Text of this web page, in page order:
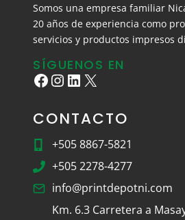
Somos una empresa familiar
20 años de experiencia como
servicios y productos impresos
SÍGUENOS EN
Facebook
Instagram
LinkedIn
X
CONTACTO
+505 8867-5821
+505 2278-4277
info@printdepotni.com
Km. 6.3 Carretera a